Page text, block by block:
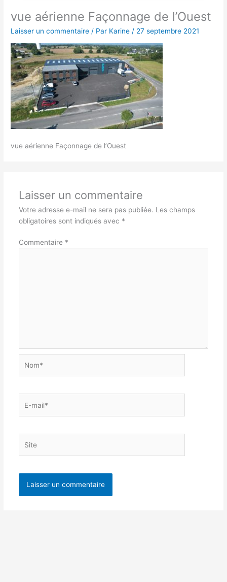
vue aérienne Façonnage de l’Ouest
Laisser un commentaire / Par Karine / 27 septembre 2021
vue aérienne Façonnage de l’Ouest
Laisser un commentaire
Votre adresse e-mail ne sera pas publiée. Les champs
obligatoires sont indiqués avec *
Commentaire *
mail*